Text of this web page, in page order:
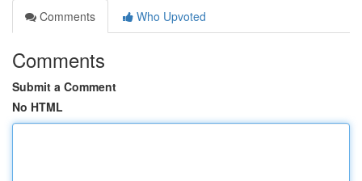
Comments
Who Upvoted
Comments
Submit a Comment
No HTML